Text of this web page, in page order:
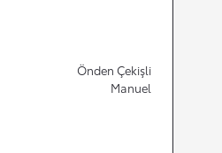
Önden Çekişli
Manuel